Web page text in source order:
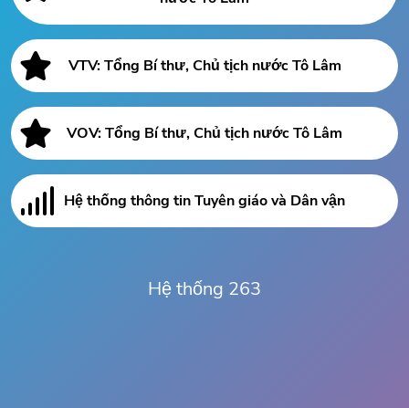
VTV: Tổng Bí thư, Chủ tịch nước Tô Lâm
VOV: Tổng Bí thư, Chủ tịch nước Tô Lâm
Hệ thống thông tin Tuyên giáo và Dân vận
Hệ thống 263